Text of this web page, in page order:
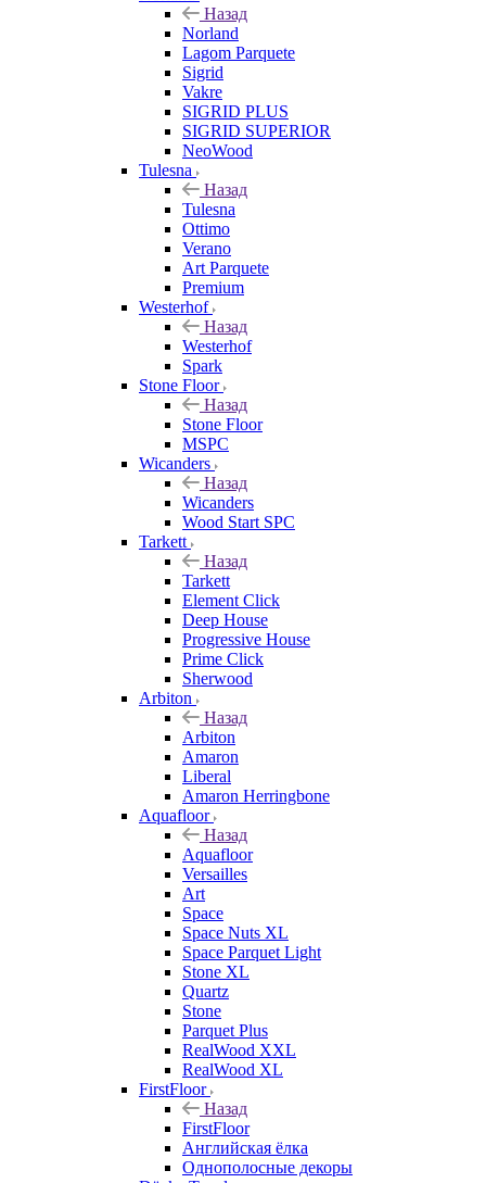
Назад
Norland
Lagom Parquete
Sigrid
Vakre
SIGRID PLUS
SIGRID SUPERIOR
NeoWood
Tulesna
Назад
Tulesna
Ottimo
Verano
Art Parquete
Premium
Westerhof
Назад
Westerhof
Spark
Stone Floor
Назад
Stone Floor
MSPC
Wicanders
Назад
Wicanders
Wood Start SPC
Tarkett
Назад
Tarkett
Element Click
Deep House
Progressive House
Prime Click
Sherwood
Arbiton
Назад
Arbiton
Amaron
Liberal
Amaron Herringbone
Aquafloor
Назад
Aquafloor
Versailles
Art
Space
Space Nuts XL
Space Parquet Light
Stone XL
Quartz
Stone
Parquet Plus
RealWood XXL
RealWood XL
FirstFloor
Назад
FirstFloor
Английская ёлка
Однополосные декоры